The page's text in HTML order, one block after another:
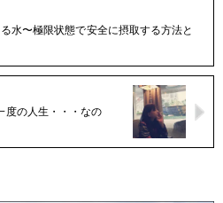
水〜極限状態で安全に摂取する方法と
度の人生・・・なの